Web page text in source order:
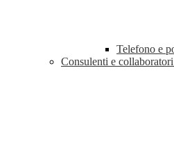
Telefono e
Consulenti e collaboratori